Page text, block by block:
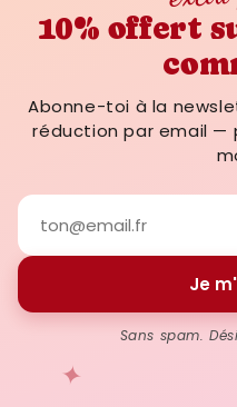
✦
10% offert
Abonne-toi à la
réduction par email —
Je
Sans spam.